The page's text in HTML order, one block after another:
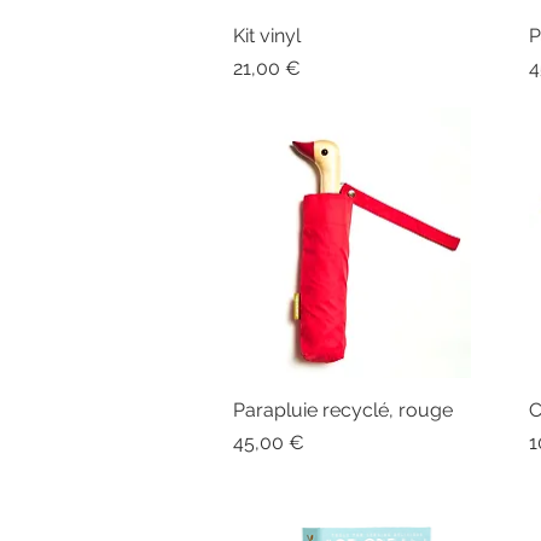
Kit vinyl
Prix
21,00 €
Aperçu rapide
Parapluie recyclé, rouge
Prix
45,00 €